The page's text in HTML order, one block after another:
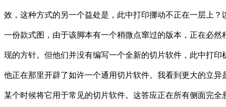
效，这种方式的另一个益处是，此中打印挪动不正在一层上
一份款式图，由于该脚本有一个稍微点窜过的版本，正在必
现的方针。但他们并没有编写一个全新的切片软件，此中打
他正在那里开辟了如许一个通用切片软件。我看到更大的立
某个时候将它用于常见的切片软件。这答应正在所有侧面完